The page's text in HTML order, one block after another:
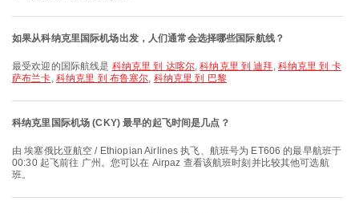
如果从科纳克里国际机场出发，人们通常会选择哪些国际航线？
最受欢迎的国际航线是 科纳克里 到 达喀尔,科纳克里 到 迪拜, 科纳克里 到 卡
萨布兰卡, 科纳克里 到 布鲁塞尔, 科纳克里 到 巴黎
科纳克里国际机场 (CKY) 最早的起飞时间是几点？
由 埃塞俄比亚航空 / Ethiopian Airlines 执飞、航班号为 ET606 的最早航班于
00:30 起飞前往 广州。您可以在 Airpaz 查看该航班时刻并比较其他可选航
班。